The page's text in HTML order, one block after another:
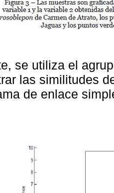
se utiliza el
las similitudes
de enlace